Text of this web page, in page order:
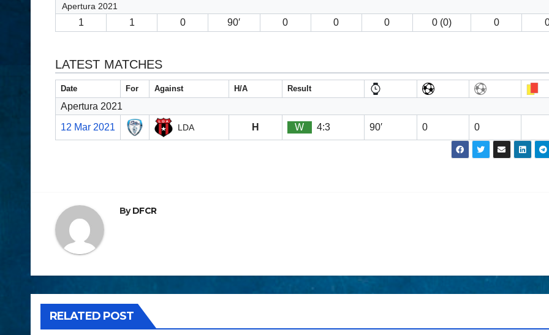
Apertura 2021
1 1 0 90′ 0 0 0 0 (0) 0
LATEST MATCHES
Date For Against H/A Result
Apertura 2021
12 Mar 2021 LDA H W 4:3 90′ 0 0
ByDFCR
RELATED POST